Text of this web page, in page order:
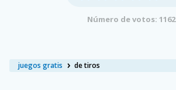
juegos gratis de tiros
Número de votos: 1162